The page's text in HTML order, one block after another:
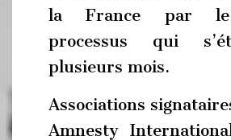
la France par le
processus qui
plusieurs mois.
Associations
Amnesty